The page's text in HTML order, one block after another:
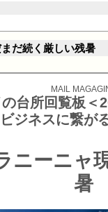
だ続く厳しい残暑